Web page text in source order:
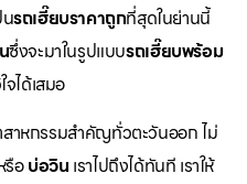
รถเฮี๊ยบราคาถูกที่สุดในย่านนี้
ซึ่งจะมาในรูปแบบรถเฮี๊ยบพร้อม
จได้เสมอ
าหกรรมสำคัญทั่วตะวันออก ไม่
รือบ่อวิน เราไปถึงได้ทันที เราให้